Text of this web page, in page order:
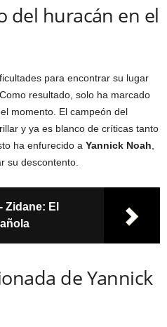
del huracán en el
para encontrar su lugar
resultado, solo ha marcado
momento. El campeón del
y ya es blanco de críticas tanto
ha enfurecido a Yannick Noah,
su descontento.
Zidane: El
de Yannick